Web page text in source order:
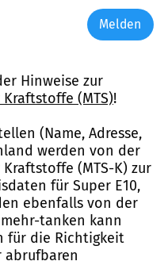
Melden
Hinweise zur
(MTS)!
(Name, Adresse,
werden von der
(MTS-K) zur
für Super E10,
ebenfalls von der
tanken kann
für die Richtigkeit